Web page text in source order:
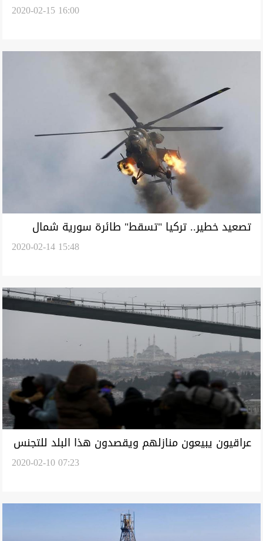
2020-02-15 16:00
تصعيد خطير.. تركيا "تسقط" طائرة سورية شمال
2020-02-14 15:48
عراقيون يبيعون منازلهم ويقصدون هذا البلد للتجنس
2020-02-10 07:23